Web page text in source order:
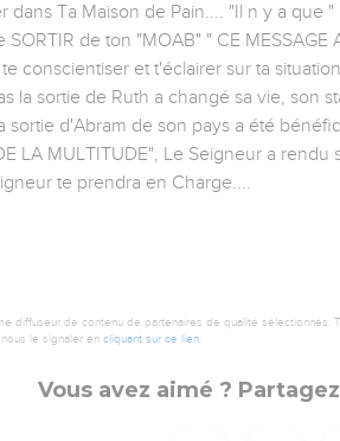
Ta Maison de Pain.... "Il n y a que "
de ton "MOAB" " CE MESSAGE
te conscientiser et t'éclairer sur ta
la sortie de Ruth a changé sa vie, son
sortie d'Abram de son pays a été
LA MULTITUDE", Le Seigneur a
te prendra en Charge....
diffuseur de contenu de partenaires de qualité sélectionnés.
le signaler en cliquant sur ce lien.
Vous avez aimé ?